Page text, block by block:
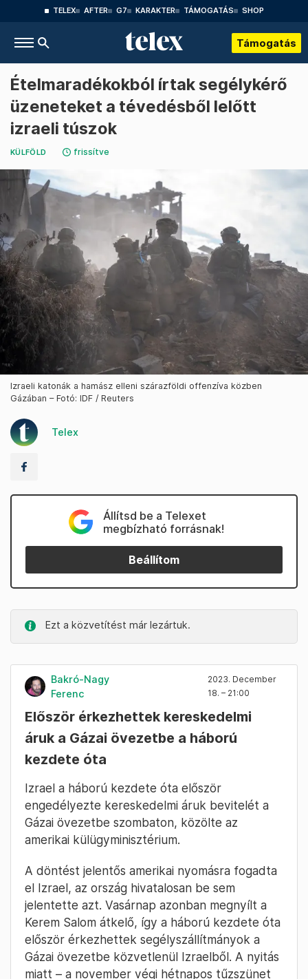
TELEX AFTER G7 KARAKTER TÁMOGATÁS SHOP
Támogatás
Ételmaradékokból írtak segélykérő
üzeneteket a tévedésből lelőtt
izraeli túszok
KÜLFÖLD frissítve
Izraeli katonák a hamász elleni szárazföldi offenzíva közben
Gázában – Fotó: IDF / Reuters
Telex
Állítsd be a Telexet
megbízható forrásnak!
Beállítom
Ezt a közvetítést már lezártuk.
Bakró-Nagy
Ferenc
2023. December
18. – 21:00
Először érkezhettek kereskedelmi
áruk a Gázai övezetbe a háború
kezdete óta
Izrael a háború kezdete óta először
engedélyezte kereskedelmi áruk bevitelét a
Gázai övezetbe szombaton, közölte az
amerikai külügyminisztérium.
A döntést jelentős amerikai nyomásra fogadta
el Izrael, az ország hivatalosan be sem
jelentette azt. Vasárnap azonban megnyílt a
Kerem Salom átkelő, így a háború kezdete óta
először érkezhettek segélyszállítmányok a
Gázai övezetbe közvetlenül Izraelből. A nyitás
miatt – a november végi hétnapos tűzszünet